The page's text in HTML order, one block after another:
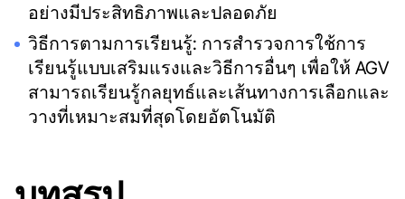
อย่างมีประสิทธิภาพและปลอดภัย
วิธีการตามการเรียนรู้: การสำรวจการใช้การ
เรียนรู้แบบเสริมแรงและวิธีการอื่นๆ เพื่อให้ AGV
สามารถเรียนรู้กลยุทธ์และเส้นทางการเลือกและ
วางที่เหมาะสมที่สุดโดยอัตโนมัติ